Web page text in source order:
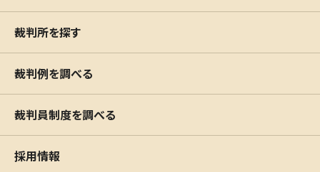
裁判所を探す
裁判例を調べる
裁判員制度を調べる
採用情報